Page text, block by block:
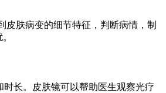
肤病变的细节特征，判断病情，制
长。皮肤镜可以帮助医生观察光疗